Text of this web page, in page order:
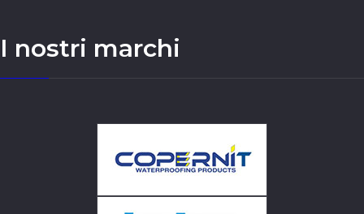
I nostri marchi